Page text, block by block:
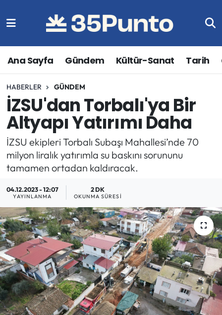
Ana Sayfa Gündem Kültür-Sanat Tarih
HABERLER GÜNDEM
İZSU'dan Torbalı'ya Bir
Altyapı Yatırımı Daha
İZSU ekipleri Torbalı Subaşı Mahallesi’nde 70
milyon liralık yatırımla su baskını sorununu
tamamen ortadan kaldıracak.
04.12.2023 - 12:07
YAYINLANMA
2 DK
OKUNMA SÜRESI